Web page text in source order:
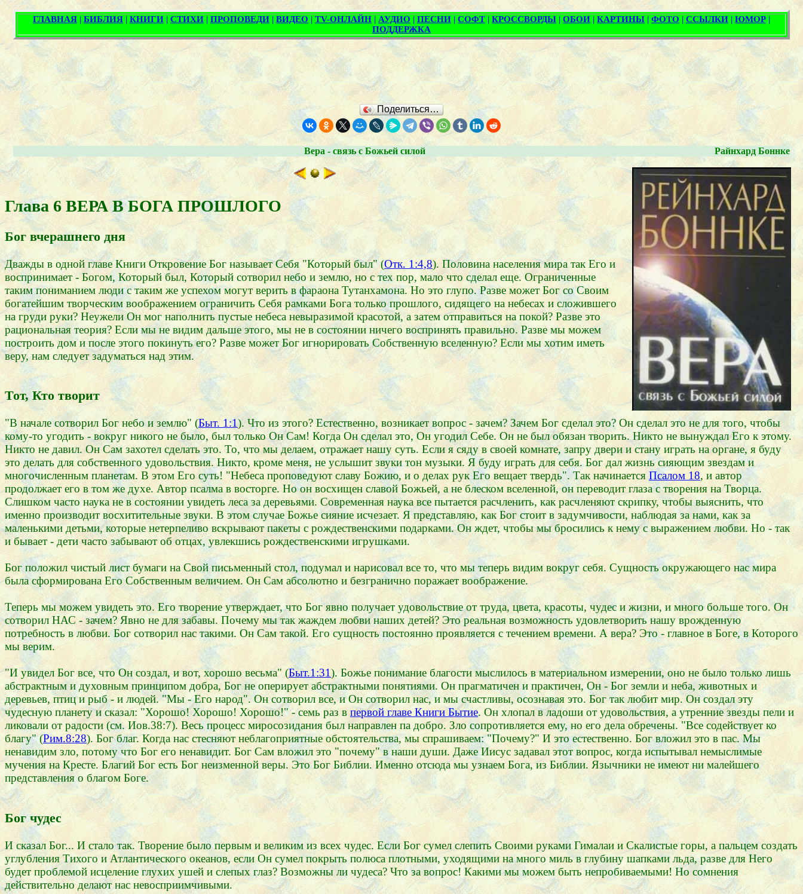
Поделиться…
Вера - связь с Божьей силой Райнхард Боннке
Глава 6 ВЕРА В БОГА ПРОШЛОГО
Бог вчерашнего дня
Дважды в одной главе Книги Откровение Бог называет Себя "Который был" (Отк. 1:4,8). Половина населения мира так Его и
воспринимает - Богом, Который был, Который сотворил небо и землю, но с тех пор, мало что сделал еще. Ограниченные
таким пониманием люди с таким же успехом могут верить в фараона Тутанхамона. Но это глупо. Разве может Бог со Своим
богатейшим творческим воображением ограничить Себя рамками Бога только прошлого, сидящего на небесах и сложившего
на груди руки? Неужели Он мог наполнить пустые небеса невыразимой красотой, а затем отправиться на покой? Разве это
рациональная теория? Если мы не видим дальше этого, мы не в состоянии ничего воспринять правильно. Разве мы можем
построить дом и после этого покинуть его? Разве может Бог игнорировать Собственную вселенную? Если мы хотим иметь
веру, нам следует задуматься над этим.
Тот, Кто творит
"В начале сотворил Бог небо и землю" (Быт. 1:1). Что из этого? Естественно, возникает вопрос - зачем? Зачем Бог сделал это? Он сделал это не для того, чтобы
кому-то угодить - вокруг никого не было, был только Он Сам! Когда Он сделал это, Он угодил Себе. Он не был обязан творить. Никто не вынуждал Его к этому.
Никто не давил. Он Сам захотел сделать это. То, что мы делаем, отражает нашу суть. Если я сяду в своей комнате, запру двери и стану играть на органе, я буду
это делать для собственного удовольствия. Никто, кроме меня, не услышит звуки тон музыки. Я буду играть для себя. Бог дал жизнь сияющим звездам и
многочисленным планетам. В этом Его суть! "Небеса проповедуют славу Божию, и о делах рук Его вещает твердь". Так начинаетсяПсалом 18, и автор
продолжает его в том же духе. Автор псалма в восторге. Но он восхищен славой Божьей, а не блеском вселенной, он переводит глаза с творения на Творца.
Слишком часто наука не в состоянии увидеть леса за деревьями. Современная наука все пытается расчленить, как расчленяют скрипку, чтобы выяснить, что
именно производит восхитительные звуки. В этом случае Божье сияние исчезает. Я представляю, как Бог стоит в задумчивости, наблюдая за нами, как за
маленькими детьми, которые нетерпеливо вскрывают пакеты с рождественскими подарками. Он ждет, чтобы мы бросились к нему с выражением любви. Но - так
и бывает - дети часто забывают об отцах, увлекшись рождественскими игрушками.
Бог положил чистый лист бумаги на Свой письменный стол, подумал и нарисовал все то, что мы теперь видим вокруг себя. Сущность окружающего нас мира
была сформирована Его Собственным величием. Он Сам абсолютно и безгранично поражает воображение.
Теперь мы можем увидеть это. Его творение утверждает, что Бог явно получает удовольствие от труда, цвета, красоты, чудес и жизни, и много больше того. Он
сотворил НАС - зачем? Явно не для забавы. Почему мы так жаждем любви наших детей? Это реальная возможность удовлетворить нашу врожденную
потребность в любви. Бог сотворил нас такими. Он Сам такой. Его сущность постоянно проявляется с течением времени. А вера? Это - главное в Боге, в Которого
мы верим.
"И увидел Бог все, что Он создал, и вот, хорошо весьма" (Быт.1:31). Божье понимание благости мыслилось в материальном измерении, оно не было только лишь
абстрактным и духовным принципом добра, Бог не оперирует абстрактными понятиями. Он прагматичен и практичен, Он - Бог земли и неба, животных и
деревьев, птиц и рыб - и людей. "Мы - Его народ". Он сотворил все, и Он сотворил нас, и мы счастливы, осознавая это. Бог так любит мир. Он создал эту
чудесную планету и сказал: "Хорошо! Хорошо! Хорошо!" - семь раз впервой главе Книги Бытие. Он хлопал в ладоши от удовольствия, а утренние звезды пели и
ликовали от радости (см. Иов.38:7). Весь процесс миросозидания был направлен па добро. Зло сопротивляется ему, но его дела обречены. "Все содействует ко
благу" (Рим.8:28). Бог благ. Когда нас стесняют неблагоприятные обстоятельства, мы спрашиваем: "Почему?" И это естественно. Бог вложил это в пас. Мы
ненавидим зло, потому что Бог его ненавидит. Бог Сам вложил это "почему" в наши души. Даже Иисус задавал этот вопрос, когда испытывал немыслимые
мучения на Кресте. Благий Бог есть Бог неизменной веры. Это Бог Библии. Именно отсюда мы узнаем Бога, из Библии. Язычники не имеют ни малейшего
представления о благом Боге.
Бог чудес
И сказал Бог... И стало так. Творение было первым и великим из всех чудес. Если Бог сумел слепить Своими руками Гималаи и Скалистые горы, а пальцем создать
углубления Тихого и Атлантического океанов, если Он сумел покрыть полюса плотными, уходящими на много миль в глубину шапками льда, разве для Него
будет проблемой исцеление глухих ушей и слепых глаз? Возможны ли чудеса? Что за вопрос! Какими мы можем быть непробиваемыми! Но сомнения
действительно делают нас невосприимчивыми.